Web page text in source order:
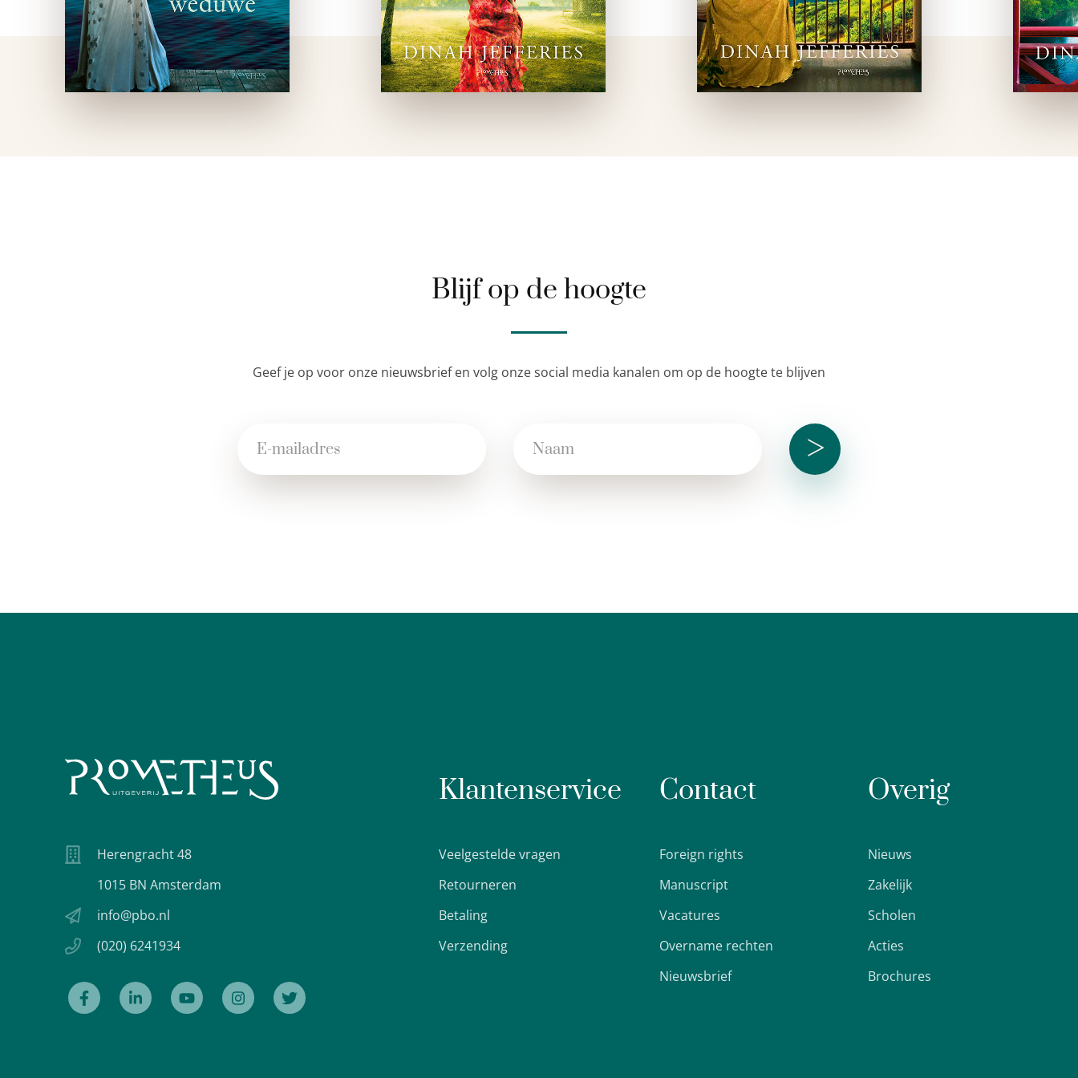
Blijf op de hoogte
Geef je op voor onze nieuwsbrief en volg onze social media kanalen om op de hoogte te blijven
>
Herengracht 48
1015 BN Amsterdam
info@pbo.nl
(020) 6241934
Klantenservice
Veelgestelde vragen
Retourneren
Betaling
Verzending
Contact
Foreign rights
Manuscript
Vacatures
Overname rechten
Nieuwsbrief
Overig
Nieuws
Zakelijk
Scholen
Acties
Brochures